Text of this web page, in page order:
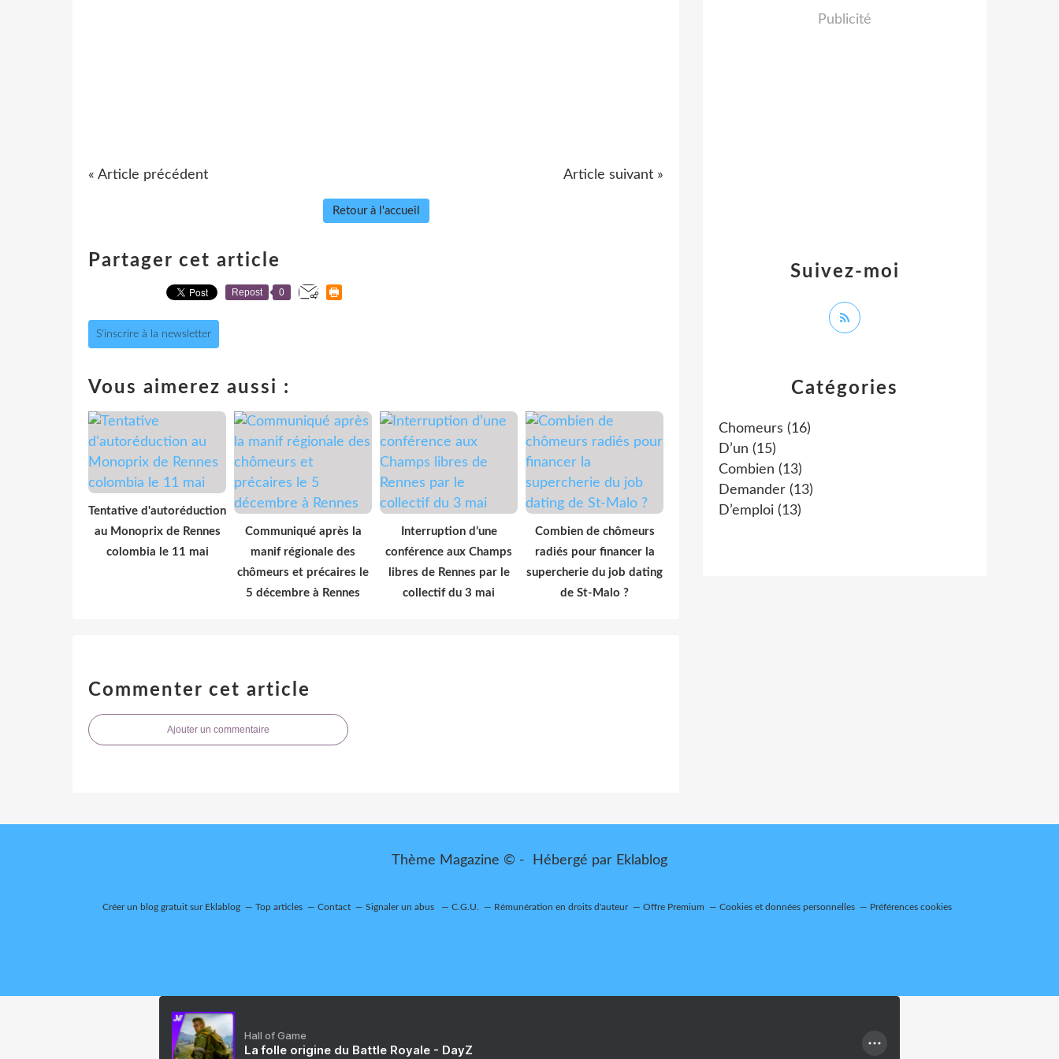
« Article précédent Article suivant »
Retour à l'accueil
Partager cet article
Repost 0
S'inscrire à la newsletter
Vous aimerez aussi :
Tentative d'autoréduction
au Monoprix de Rennes
colombia le 11 mai
Communiqué après la
manif régionale des
chômeurs et précaires le
5 décembre à Rennes
Interruption d’une
conférence aux Champs
libres de Rennes par le
collectif du 3 mai
Combien de chômeurs
radiés pour financer la
supercherie du job dating
de St-Malo ?
Commenter cet article
Ajouter un commentaire
Catégories
Chomeurs (16)
D’un (15)
Combien (13)
Demander (13)
D’emploi (13)
Suivez-moi
Publicité
Thème Magazine © - Hébergé par Eklablog
Créer un blog gratuit sur Eklablog Top articles Contact Signaler un abus C.G.U. Rémunération en droits d'auteur Offre Premium Cookies et données personnelles Préférences cookies
Hall of Game
La folle origine du Battle Royale - DayZ